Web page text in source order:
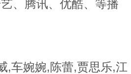
、腾讯、优酷、等播
,车婉婉,陈蕾,贾思乐,江